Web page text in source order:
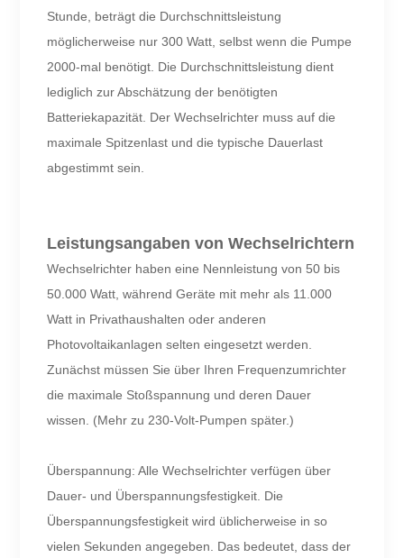
Stunde, beträgt die Durchschnittsleistung
möglicherweise nur 300 Watt, selbst wenn die Pumpe
2000-mal benötigt. Die Durchschnittsleistung dient
lediglich zur Abschätzung der benötigten
Batteriekapazität. Der Wechselrichter muss auf die
maximale Spitzenlast und die typische Dauerlast
abgestimmt sein.
Leistungsangaben von Wechselrichtern
Wechselrichter haben eine Nennleistung von 50 bis
50.000 Watt, während Geräte mit mehr als 11.000
Watt in Privathaushalten oder anderen
Photovoltaikanlagen selten eingesetzt werden.
Zunächst müssen Sie über Ihren Frequenzumrichter
die maximale Stoßspannung und deren Dauer
wissen. (Mehr zu 230-Volt-Pumpen später.)
Überspannung: Alle Wechselrichter verfügen über
Dauer- und Überspannungsfestigkeit. Die
Überspannungsfestigkeit wird üblicherweise in so
vielen Sekunden angegeben. Das bedeutet, dass der